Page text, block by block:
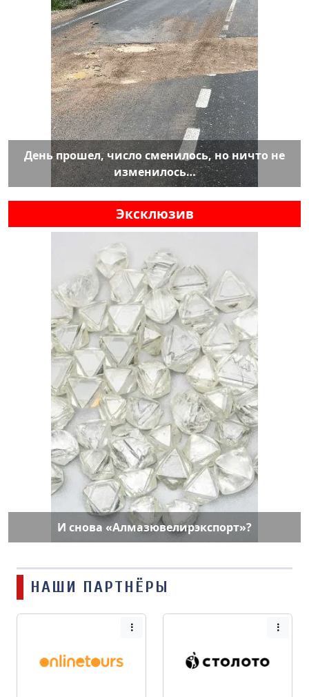
День прошел, число сменилось, но ничто не
изменилось…
Эксклюзив
И снова «Алмазювелирэкспорт»?
НАШИ ПАРТНЁРЫ